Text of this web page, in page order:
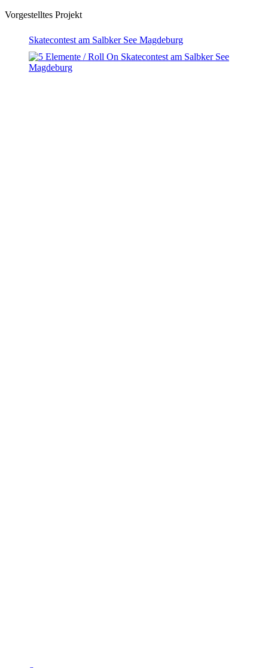
Vorgestelltes Projekt
Skatecontest am Salbker See Magdeburg